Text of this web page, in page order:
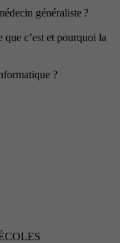
généraliste ?
que c’est et pourquoi la
?